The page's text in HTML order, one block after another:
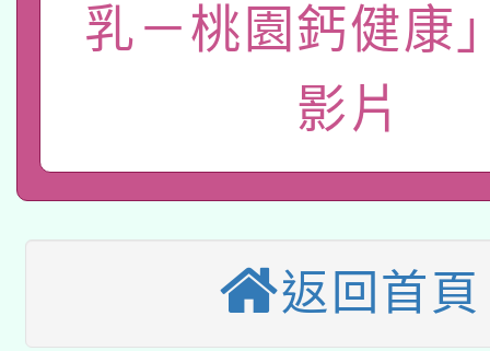
業技術研究院辦理「
用水績優單位及節水達
115年8月22日(星期六
桃園市孔廟祈福系列
2026年桃園地景藝術
本校115學年度第2次
招甄選結果公告(無人
適應運動共學行動站研
本館辦理115年度閱讀
暨閱讀推動專業研習
科技賦能─人工智慧
乳－桃園鈣健康
影片
返回首頁